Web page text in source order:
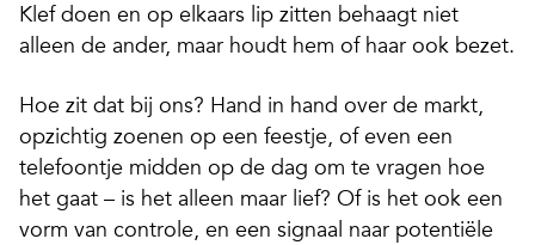
Klef doen en op elkaars lip zitten behaagt niet
alleen de ander, maar houdt hem of haar ook bezet.
Hoe zit dat bij ons? Hand in hand over de markt,
opzichtig zoenen op een feestje, of even een
telefoontje midden op de dag om te vragen hoe
het gaat – is het alleen maar lief? Of is het ook een
vorm van controle, en een signaal naar potentiële